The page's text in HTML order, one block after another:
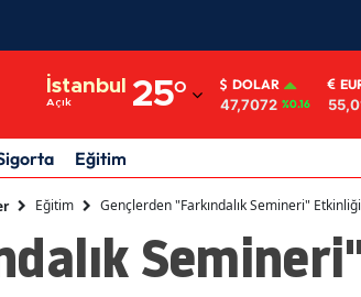
İstanbul
Açık 25°
Adıyaman
Afyonkarahisar
Ağrı
Amasya
DOLAR
47,7072 %0.16
Eğitim
Eğitim Gençlerden "Farkındalık Semineri"